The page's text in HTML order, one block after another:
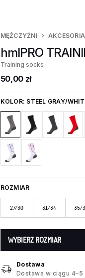
MĘŻCZYŹNI AKCESORIA
hmlPRO
Training socks
50,00 zł
KOLOR: STEEL GRAY/
ROZMIAR
27/30 31/34 35/
WYBIERZ ROZMIAR
Dostawa
Dostawa w ciągu